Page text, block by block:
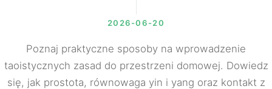
2026-06-20
Poznaj praktyczne sposoby na wprowadzenie
taoistycznych zasad do przestrzeni domowej. Dowiedz
się, jak prostota, równowaga yin i yang oraz kontakt z